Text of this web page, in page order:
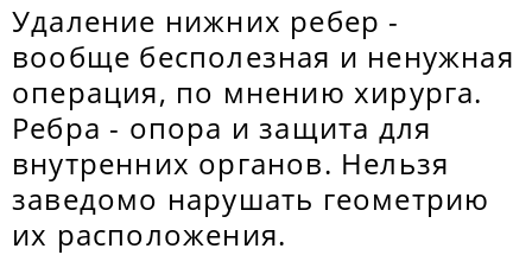
Удаление нижних ребер -
вообще бесполезная и ненужная
операция, по мнению хирурга.
Ребра - опора и защита для
внутренних органов. Нельзя
заведомо нарушать геометрию
их расположения.